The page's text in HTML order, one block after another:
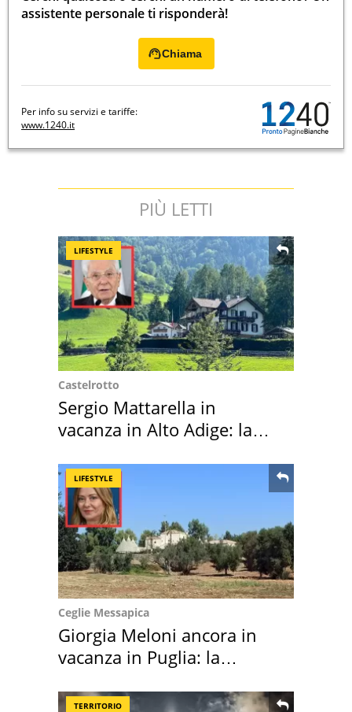
assistente personale ti risponderà!
Chiama
Per info su servizi e tariffe:
www.1240.it
PIÙ LETTI
LIFESTYLE
Castelrotto
Sergio Mattarella in
vacanza in Alto Adige: la
LIFESTYLE
Ceglie Messapica
Giorgia Meloni ancora in
vacanza in Puglia: la
TERRITORIO